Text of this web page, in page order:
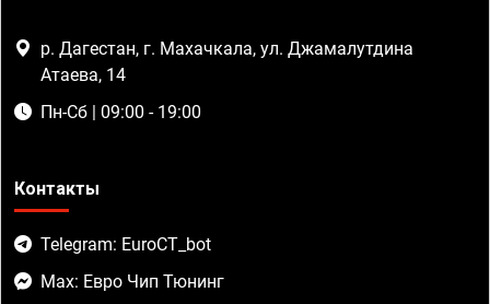
р. Дагестан, г. Махачкала, ул. Джамалутдина
Атаева, 14
Пн-Сб | 09:00 - 19:00
Контакты
Telegram: EuroCT_bot
Max: Евро Чип Тюнинг